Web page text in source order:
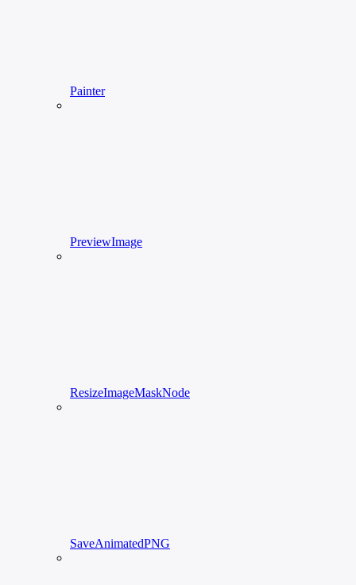
Painter
PreviewImage
ResizeImageMaskNode
SaveAnimatedPNG